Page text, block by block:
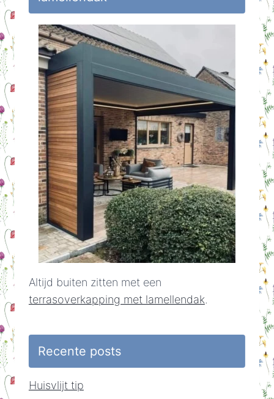
Altijd buiten zitten met een
terrasoverkapping met lamellendak.
Recente posts
Huisvlijt tip